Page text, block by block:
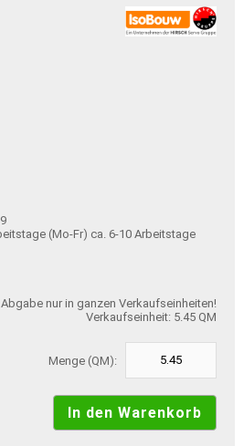
9
ca. 6-10 Arbeitstage
Abgabe nur in ganzen Verkaufseinheiten!
Verkaufseinheit: 5.45 QM
Menge (QM):